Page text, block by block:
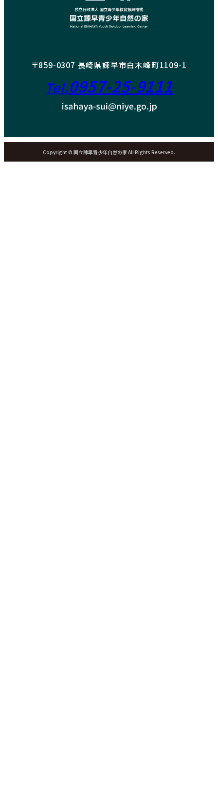
〒859-0307 長崎県諫早市白木峰町1109-1
Tel.0957-25-9111
Copyright © 国立諫早青少年自然の家 All Rights Reserved.